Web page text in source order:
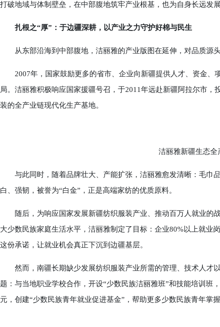
打破地域与体制壁垒，在中部腹地筑牢产业根基，也为自身长远发
扎根之“厚”：于边疆深耕，以产业之力守护好棉与民生
从东部沿海到中部腹地，洁丽雅的产业版图在延伸，对品质源
2007年，国家鼓励更多的省市、企业向新疆提供人才、资金、
局。洁丽雅积极响应国家援疆号召，于2011年远赴新疆阿拉尔市
装的全产业链现代化生产基地。
洁丽雅新疆生态全
与此同时，随着品牌壮大、产能扩张，洁丽雅愈发清晰：毛巾
白、强韧，被誉为“白金”，正是高端家纺的优质原料。
随后，为响应国家发展新疆纺织服装产业、推动百万人就业的
大少数民族家庭生活水平，洁丽雅制定了目标：企业80%以上就业
这份承诺，让就业机会真正下沉到边疆基层。
然而，南疆长期缺少发展纺织服装产业所需的管理、技术人才
题：与当地职业学校合作，开设“少数民族洁丽雅班”和技能培训班
元，创建“少数民族青年就业促进基金”，帮助更多少数民族青年掌